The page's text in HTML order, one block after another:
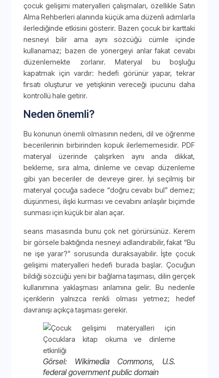
çocuk gelişimi materyalleri çalışmaları, özellikle Satın
Alma Rehberleri alanında küçük ama düzenli adımlarla
ilerlediğinde etkisini gösterir. Bazen çocuk bir karttaki
nesneyi bilir ama aynı sözcüğü cümle içinde
kullanamaz; bazen de yönergeyi anlar fakat cevabı
düzenlemekte zorlanır. Materyal bu boşluğu
kapatmak için vardır: hedefi görünür yapar, tekrar
fırsatı oluşturur ve yetişkinin vereceği ipucunu daha
kontrollü hale getirir.
Neden önemli?
Bu konunun önemli olmasının nedeni, dil ve öğrenme
becerilerinin birbirinden kopuk ilerlememesidir. PDF
materyal üzerinde çalışırken aynı anda dikkat,
bekleme, sıra alma, dinleme ve cevap düzenleme
gibi yan beceriler de devreye girer. İyi seçilmiş bir
materyal çocuğa sadece “doğru cevabı bul” demez;
düşünmesi, ilişki kurması ve cevabını anlaşılır biçimde
sunması için küçük bir alan açar.
seans masasında bunu çok net görürsünüz. Kerem
bir görsele baktığında nesneyi adlandırabilir, fakat “Bu
ne işe yarar?” sorusunda duraksayabilir. İşte çocuk
gelişimi materyalleri hedefi burada başlar. Çocuğun
bildiği sözcüğü yeni bir bağlama taşıması, dilin gerçek
kullanımına yaklaşması anlamına gelir. Bu nedenle
içeriklerin yalnızca renkli olması yetmez; hedef
davranışı açıkça taşıması gerekir.
Görsel: Wikimedia Commons, U.S.
federal government public domain